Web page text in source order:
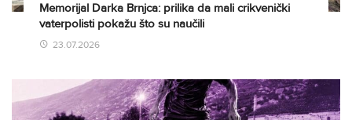
Memorijal Darka Brnjca: prilika da mali crikvenički
vaterpolisti pokažu što su naučili
23.07.2026